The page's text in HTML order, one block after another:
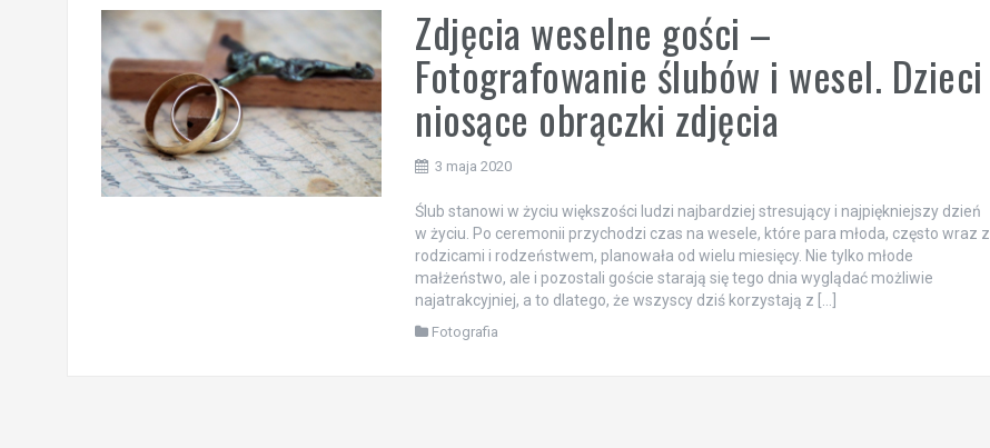
Zdjęcia weselne gości –
Fotografowanie ślubów i wesel. Dzieci
niosące obrączki zdjęcia
3 maja 2020
Ślub stanowi w życiu większości ludzi najbardziej stresujący i najpiękniejszy dzień
w życiu. Po ceremonii przychodzi czas na wesele, które para młoda, często wraz z
rodzicami i rodzeństwem, planowała od wielu miesięcy. Nie tylko młode
małżeństwo, ale i pozostali goście starają się tego dnia wyglądać możliwie
najatrakcyjniej, a to dlatego, że wszyscy dziś korzystają z […]
Fotografia